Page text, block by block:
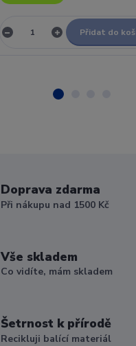
Přidat do
Doprava zdarma
Při nákupu nad 1500 Kč
Vše skladem
Co vidíte, mám skladem
Šetrnost k přírodě
Recikluji balící materiál